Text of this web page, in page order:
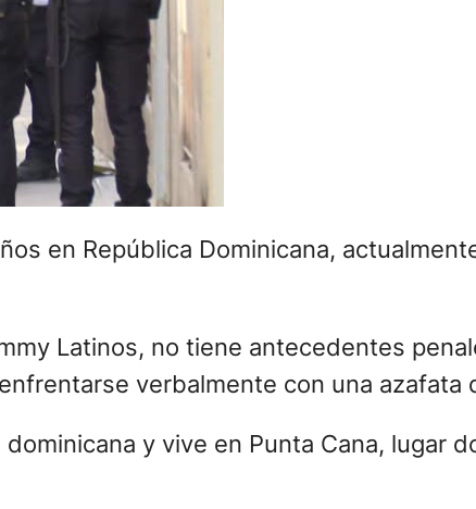
en República Dominicana,
Latinos, no tiene antecedentes
verbalmente con una azafata
y vive en Punta Cana, lugar